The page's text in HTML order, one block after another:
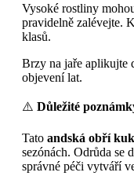
Vysoké rostliny
pravidelně zalévejte.
klasů.
Brzy na jaře aplikujte
objevení lat.
⚠️ Důležité
Tato andská obří
sezónách. Odrůda se
správné péči vytváří